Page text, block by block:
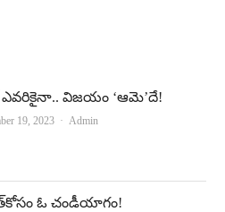
ఎవరికైనా.. విజయం ‘ఆమె’దే!
19, 2023 Author
Admin
ఓ చండీయాగం!